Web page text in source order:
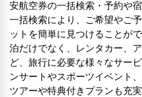
安航空券の一括検索・予約や
一括検索により、ご希望やご
ットを簡単に見つけることが
泊だけでなく、レンタカー、
ど、旅行に必要な様々なサー
ンサートやスポーツイベント
ツアーや特典付きプランも充